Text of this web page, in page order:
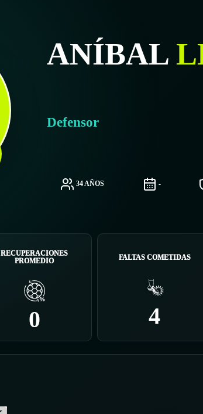
ANÍBAL
Defensor
34 AÑOS -
RECUPERACIONES
PROMEDIO
0
FALTAS COMETIDAS
4